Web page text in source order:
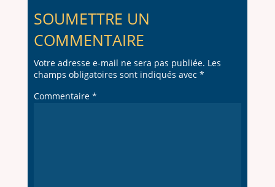
SOUMETTRE UN
COMMENTAIRE
Votre adresse e-mail ne sera pas publiée. Les
champs obligatoires sont indiqués avec *
Commentaire *